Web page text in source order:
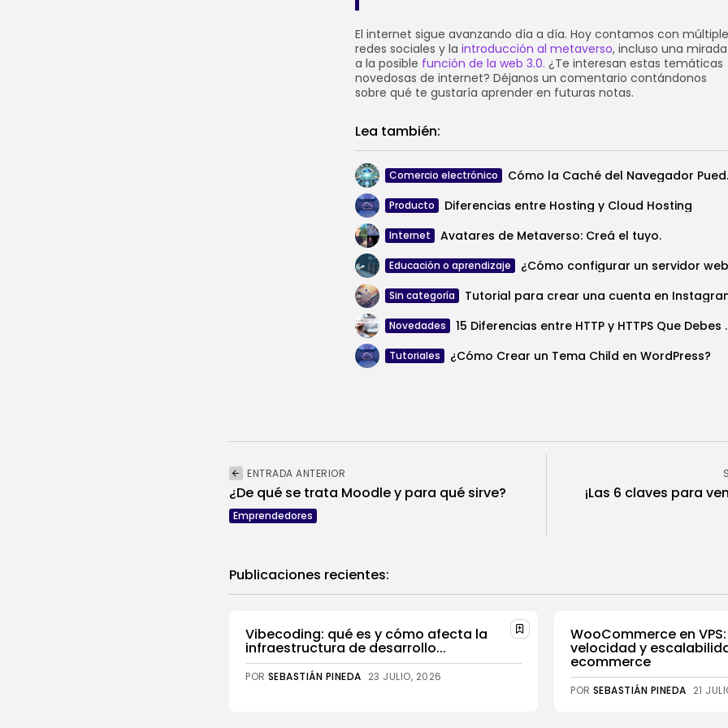
El internet sigue avanzando día a día. Hoy contamos con
redes sociales y la introducción al metaverso, incluso una mirada
a la posible función de la web 3.0. ¿Te interesan estas temáticas
novedosas de internet? Déjanos un comentario contándonos
sobre qué te gustaría aprender en futuras notas.
Lea también:
Comercio electrónico Cómo la
Producto Diferencias entre Hosting y Cloud Hosting
Internet Avatares de Metaverso: Creá el tuyo.
Educación o aprendizaje
Sin categoría Tutorial para crear una cuenta en
Novedades 15 Diferencias
Tutoriales ¿Cómo Crear un Tema Child en WordPress?
ENTRADA ANTERIOR
¿De qué se trata Moodle y para qué sirve?
Emprendedores
¡Las 6 claves para
Publicaciones recientes:
Vibecoding: qué es y cómo afecta la
infraestructura de desarrollo...
POR SEBASTIÁN PINEDA 23 JULIO, 2026
WooCommerce en
velocidad y
ecommerce
POR SEBASTIÁN PINEDA 21